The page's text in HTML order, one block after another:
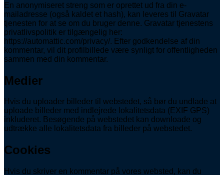
En anonymiseret streng som er oprettet ud fra din e-
mailadresse (også kaldet et hash), kan leveres til Gravatar
tjenesten for at se om du bruger denne. Gravatar tjenestens
privatlivspolitik er tilgængelig her:
https://automattic.com/privacy/. Efter godkendelse af din
kommentar, vil dit profilbillede være synligt for offentligheden
sammen med din kommentar.
Medier
Hvis du uploader billeder til webstedet, så bør du undlade at
uploade billeder med indlejrede lokalitetsdata (EXIF GPS)
inkluderet. Besøgende på webstedet kan downloade og
udtrække alle lokalitetsdata fra billeder på webstedet.
Cookies
Hvis du skriver en kommentar på vores websted, kan du